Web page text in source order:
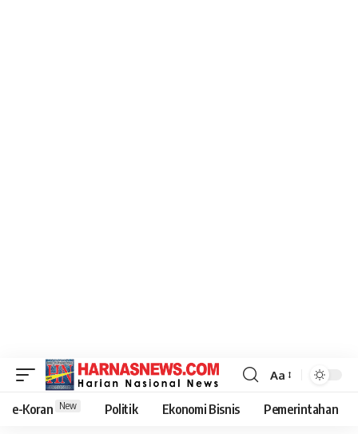
Aa
e-Koran New Politik Ekonomi Bisnis Pemerintahan